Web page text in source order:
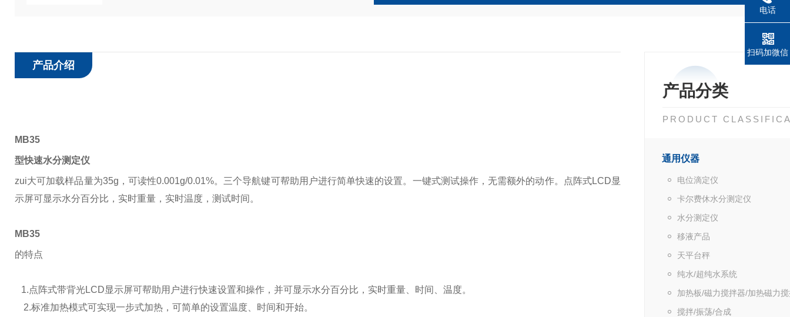
产品分类
PRODUCT
通用仪器
电位滴定仪
卡尔费休水分测定仪
水分测定仪
移液产品
天平台秤
纯水/超纯水系统
加热板/磁力搅拌器/加热磁力
搅拌/振荡/合成
产品介绍
MB35
型快速水分测定仪
zui大可加载样品量为35g，可读性0.001g/0.01%。三个导航键可帮助用户进行简单快速的设置。一键式测试操作，无需额外的动作。点阵式LCD显
示屏可显示水分百分比，实时重量，实时温度，测试时间。
MB35
的特点
1.点阵式带背光LCD显示屏可帮助用户进行快速设置和操作，并可显示水分百分比，实时重量、时间、温度。
2.标准加热模式可实现一步式加热，可简单的设置温度、时间和开始。
电话
扫码加微信